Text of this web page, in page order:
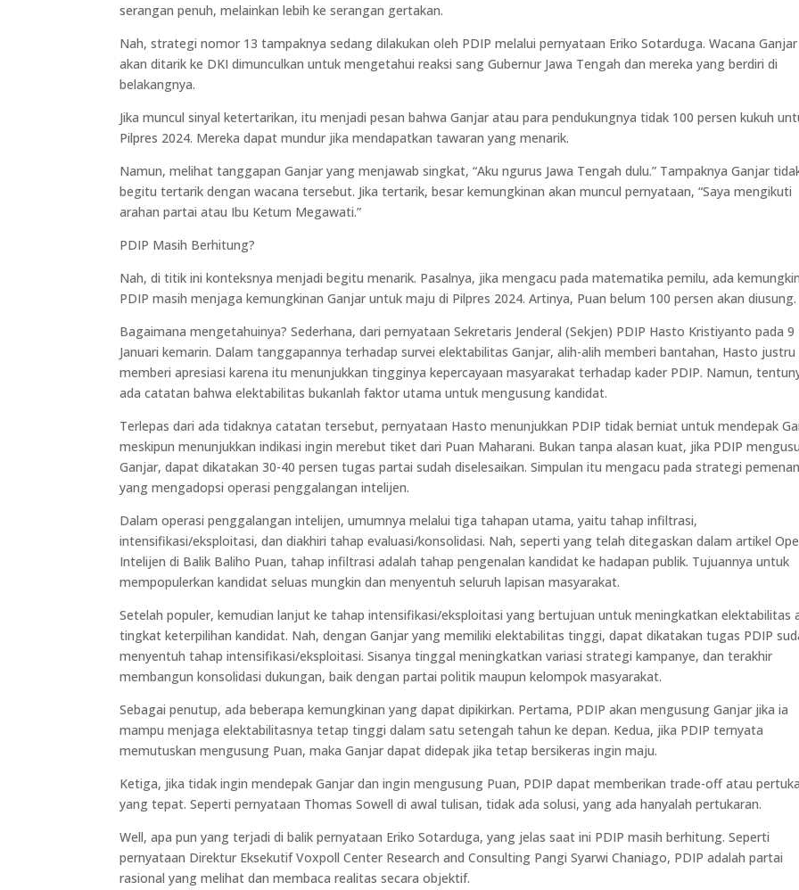
serangan penuh, melainkan lebih ke serangan gertakan.
Nah, strategi nomor 13 tampaknya sedang dilakukan oleh PDIP melalui pernyataan Eriko Sotarduga. Wacana Ganjar
akan ditarik ke DKI dimunculkan untuk mengetahui reaksi sang Gubernur Jawa Tengah dan mereka yang berdiri di
belakangnya.
Jika muncul sinyal ketertarikan, itu menjadi pesan bahwa Ganjar atau para pendukungnya tidak 100 persen kukuh
Pilpres 2024. Mereka dapat mundur jika mendapatkan tawaran yang menarik.
Namun, melihat tanggapan Ganjar yang menjawab singkat, “Aku ngurus Jawa Tengah dulu.” Tampaknya Ganjar
begitu tertarik dengan wacana tersebut. Jika tertarik, besar kemungkinan akan muncul pernyataan, “Saya mengikuti
arahan partai atau Ibu Ketum Megawati.”
PDIP Masih Berhitung?
Nah, di titik ini konteksnya menjadi begitu menarik. Pasalnya, jika mengacu pada matematika pemilu, ada
PDIP masih menjaga kemungkinan Ganjar untuk maju di Pilpres 2024. Artinya, Puan belum 100 persen akan diusung.
Bagaimana mengetahuinya? Sederhana, dari pernyataan Sekretaris Jenderal (Sekjen) PDIP Hasto Kristiyanto pada 9
Januari kemarin. Dalam tanggapannya terhadap survei elektabilitas Ganjar, alih-alih memberi bantahan, Hasto justru
memberi apresiasi karena itu menunjukkan tingginya kepercayaan masyarakat terhadap kader PDIP. Namun,
ada catatan bahwa elektabilitas bukanlah faktor utama untuk mengusung kandidat.
Terlepas dari ada tidaknya catatan tersebut, pernyataan Hasto menunjukkan PDIP tidak berniat untuk mendepak
meskipun menunjukkan indikasi ingin merebut tiket dari Puan Maharani. Bukan tanpa alasan kuat, jika PDIP
Ganjar, dapat dikatakan 30-40 persen tugas partai sudah diselesaikan. Simpulan itu mengacu pada strategi
yang mengadopsi operasi penggalangan intelijen.
Dalam operasi penggalangan intelijen, umumnya melalui tiga tahapan utama, yaitu tahap infiltrasi,
intensifikasi/eksploitasi, dan diakhiri tahap evaluasi/konsolidasi. Nah, seperti yang telah ditegaskan dalam artikel
Intelijen di Balik Baliho Puan, tahap infiltrasi adalah tahap pengenalan kandidat ke hadapan publik. Tujuannya untuk
mempopulerkan kandidat seluas mungkin dan menyentuh seluruh lapisan masyarakat.
Setelah populer, kemudian lanjut ke tahap intensifikasi/eksploitasi yang bertujuan untuk meningkatkan elektabilitas
tingkat keterpilihan kandidat. Nah, dengan Ganjar yang memiliki elektabilitas tinggi, dapat dikatakan tugas PDIP
menyentuh tahap intensifikasi/eksploitasi. Sisanya tinggal meningkatkan variasi strategi kampanye, dan terakhir
membangun konsolidasi dukungan, baik dengan partai politik maupun kelompok masyarakat.
Sebagai penutup, ada beberapa kemungkinan yang dapat dipikirkan. Pertama, PDIP akan mengusung Ganjar jika ia
mampu menjaga elektabilitasnya tetap tinggi dalam satu setengah tahun ke depan. Kedua, jika PDIP ternyata
memutuskan mengusung Puan, maka Ganjar dapat didepak jika tetap bersikeras ingin maju.
Ketiga, jika tidak ingin mendepak Ganjar dan ingin mengusung Puan, PDIP dapat memberikan trade-off atau
yang tepat. Seperti pernyataan Thomas Sowell di awal tulisan, tidak ada solusi, yang ada hanyalah pertukaran.
Well, apa pun yang terjadi di balik pernyataan Eriko Sotarduga, yang jelas saat ini PDIP masih berhitung. Seperti
pernyataan Direktur Eksekutif Voxpoll Center Research and Consulting Pangi Syarwi Chaniago, PDIP adalah partai
rasional yang melihat dan membaca realitas secara objektif.